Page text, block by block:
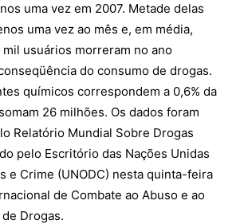
uma vez em 2007. Metade delas
uma vez ao mês e, em média,
usuários morreram no ano
do consumo de drogas.
químicos correspondem a 0,6% da
26 milhões. Os dados foram
Relatório Mundial Sobre Drogas
pelo Escritório das Nações Unidas
e Crime (UNODC) nesta quinta-feira
de Combate ao Abuso e ao
Drogas.